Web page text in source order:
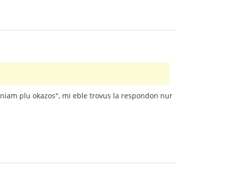
plu okazos", mi eble trovus la respondon nur